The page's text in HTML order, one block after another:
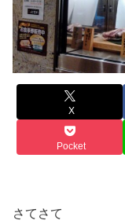
X
Pocket
さてさて